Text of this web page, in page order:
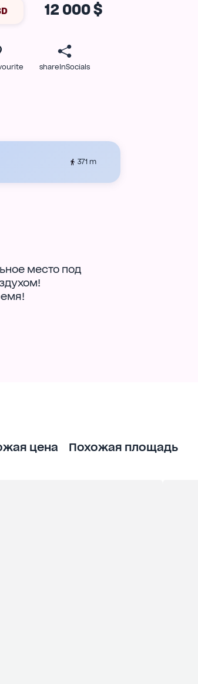
12 000 $
shareInSocials
371 m
место под
цена Похожая площадь